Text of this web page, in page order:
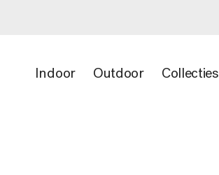
Indoor Outdoor Collecties